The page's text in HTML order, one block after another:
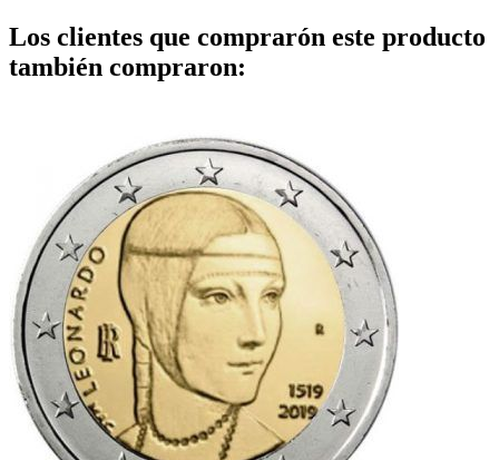
Los clientes que comprarón este producto
también compraron: